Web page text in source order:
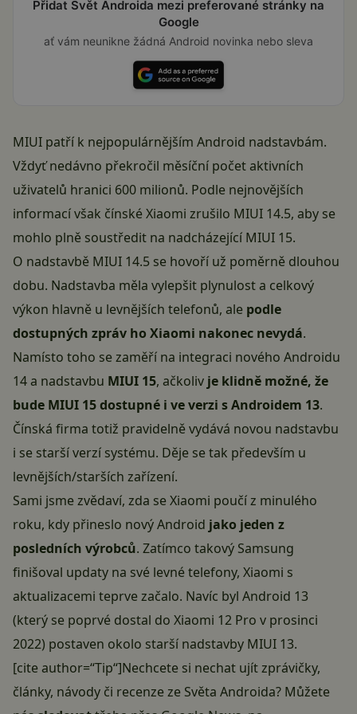
Přidat Svět Androida mezi preferované stránky na
Google
ať vám neunikne žádná Android novinka nebo sleva
MIUI patří k nejpopulárnějším Android nadstavbám.
Vždyť nedávno překročil měsíční počet aktivních
uživatelů hranici 600 milionů. Podle nejnovějších
informací však čínské Xiaomi zrušilo MIUI 14.5, aby se
mohlo plně soustředit na nadcházející MIUI 15.
O nadstavbě MIUI 14.5 se hovoří už poměrně dlouhou
dobu. Nadstavba měla vylepšit plynulost a celkový
výkon hlavně u levnějších telefonů, ale podle
dostupných zpráv ho Xiaomi nakonec nevydá.
Namísto toho se zaměří na integraci nového Androidu
14a nadstavbu MIUI 15, ačkoliv je klidně možné, že
bude MIUI 15 dostupné i ve verzi s Androidem 13.
Čínská firma totiž pravidelně vydává novou nadstavbu
i se starší verzí systému. Děje se tak především u
levnějších/starších zařízení.
Sami jsme zvědaví, zda se Xiaomi poučí z minulého
roku, kdy přineslo nový Android jako jeden z
posledních výrobců. Zatímco takový Samsung
finišoval updaty na své levné telefony, Xiaomi s
aktualizacemi teprve začalo. Navíc byl Android 13
(který se poprvé dostal do Xiaomi 12 Pro v prosinci
2022) postaven okolo starší nadstavby MIUI 13.
[cite author=“Tip“]Nechcete si nechat ujít zprávičky,
články, návody či recenze ze Světa Androida? Můžete